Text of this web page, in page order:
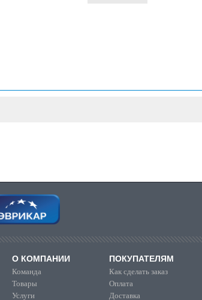
О КОМПАНИИ
Команда
Товары
Услуги
ПОКУПАТЕЛЯМ
Как сделать заказ
Оплата
Доставка